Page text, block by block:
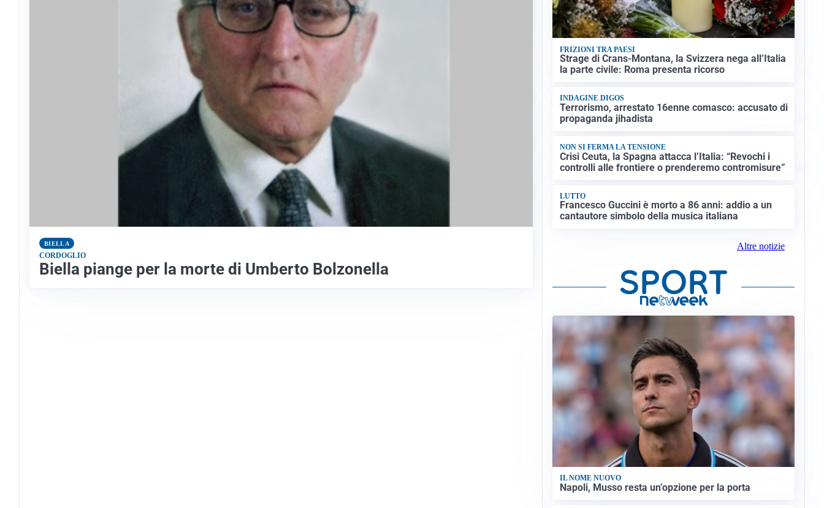
BIELLA
CORDOGLIO
Biella piange per la morte di Umberto Bolzonella
FRIZIONI TRA PAESI
Strage di Crans-Montana, la Svizzera nega all’Italia
la parte civile: Roma presenta ricorso
INDAGINE DIGOS
Terrorismo, arrestato 16enne comasco: accusato di
propaganda jihadista
NON SI FERMA LA TENSIONE
Crisi Ceuta, la Spagna attacca l’Italia: “Revochi i
controlli alle frontiere o prenderemo contromisure”
LUTTO
Francesco Guccini è morto a 86 anni: addio a un
cantautore simbolo della musica italiana
Altre notizie
IL NOME NUOVO
Napoli, Musso resta un’opzione per la porta